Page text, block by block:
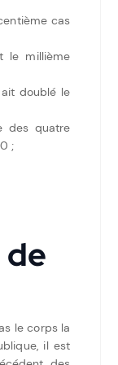
cas
le millième
doublé le
des quatre
;
le corps la
il est